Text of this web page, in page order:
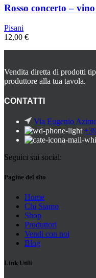
Rosso concerto –
Pisani
12,00 €
Vendita diretta di prodotti
produttore alla tua tavola.
CONTATTI
Via Eugenio
Seguici sui social:
Pagine del sito
Home
Chi Siamo
Shop
Produttori
Vendi con noi
Blog
Link Utili